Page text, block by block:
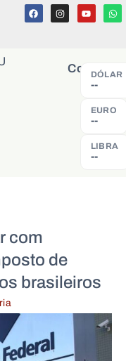
Cotação
DÓLAR
--
EURO
--
LIBRA
--
com
de
brasileiros